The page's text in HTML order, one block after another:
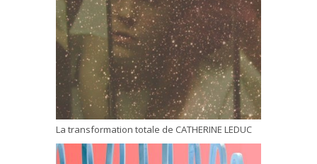
La transformation totale de CATHERINE LEDUC